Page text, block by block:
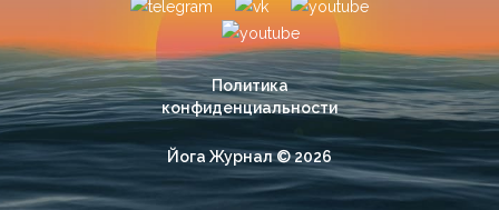
Политика
конфиденциальности
Йога Журнал © 2026